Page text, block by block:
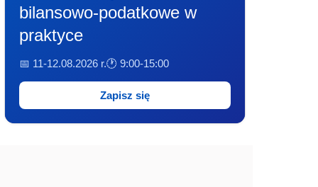
bilansowo-podatkowe w
praktyce
📅 11-12.08.2026 r.🕐 9:00-15:00
Zapisz się